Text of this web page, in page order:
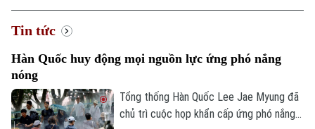
Tin tức
Hàn Quốc huy động mọi nguồn lực ứng phó nắng
nóng
Tổng thống Hàn Quốc Lee Jae Myung đã
chủ trì cuộc họp khẩn cấp ứng phó nắng